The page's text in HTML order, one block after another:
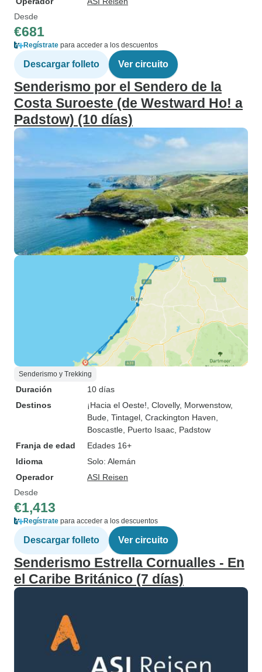
Desde
€681
Regístrate para acceder a los descuentos
Descargar folleto Ver circuito
Senderismo por el Sendero de la
Costa Suroeste (de Westward Ho! a
Padstow) (10 días)
Senderismo y Trekking
Duración
10 días
Destinos
¡Hacia el Oeste! , Clovelly, Morwenstow,
Bude , Tintagel , Crackington Haven
Boscastle , Puerto Isaac , Padstow
Franja de edad
Edades 16+
Idioma
Solo: Alemán
Operador
ASI Reisen
Desde
€1,413
Regístrate para acceder a los descuentos
Descargar folleto Ver circuito
Senderismo Estrella Cornualles - En
el Caribe Británico (7 días)